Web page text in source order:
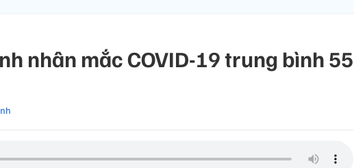
nhân mắc COVID-19 trung bình 55